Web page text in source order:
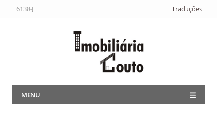
6138-J Traduções
MENU